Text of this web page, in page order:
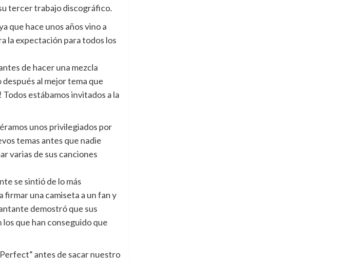
tercer trabajo discográfico.
que hace unos años vino a
la expectación para todos los
de hacer una mezcla
al mejor tema que
estábamos invitados a la
unos privilegiados por
temas antes que nadie
varias de sus canciones
se sintió de lo más
firmar una camiseta a un fan y
demostró que sus
los que han conseguido que
antes de sacar nuestro